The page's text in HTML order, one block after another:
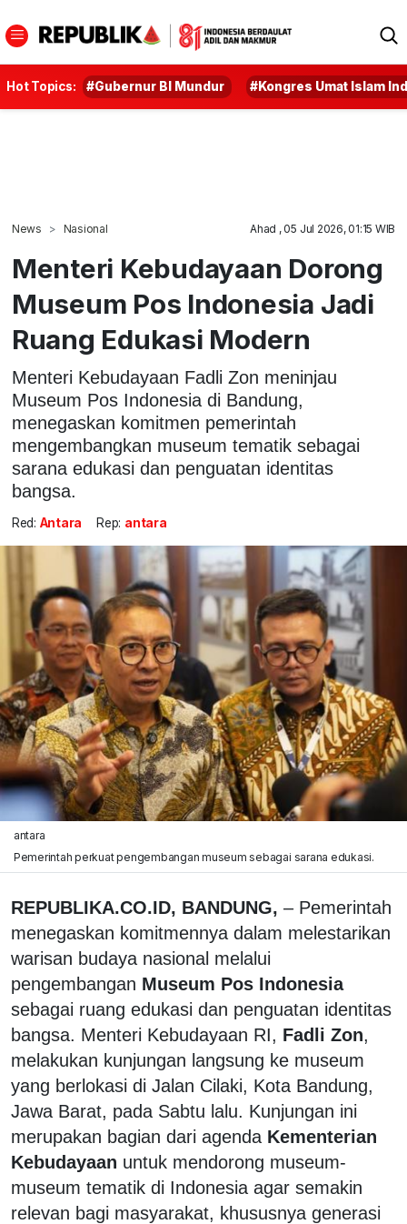
Hot Topics: #Gubernur BI Mundur #Kongres Umat Islam
News Nasional Ahad , 05 Jul 2026, 01:15 WIB
Menteri Kebudayaan Dorong
Museum Pos Indonesia Jadi
Ruang Edukasi Modern
Menteri Kebudayaan Fadli Zon meninjau
Museum Pos Indonesia di Bandung,
menegaskan komitmen pemerintah
mengembangkan museum tematik sebagai
sarana edukasi dan penguatan identitas
bangsa.
Red: Antara Rep: antara
antara
Pemerintah perkuat pengembangan museum sebagai sarana edukasi.
REPUBLIKA.CO.ID, BANDUNG, – Pemerintah
menegaskan komitmennya dalam melestarikan
warisan budaya nasional melalui
pengembangan Museum Pos Indonesia
sebagai ruang edukasi dan penguatan identitas
bangsa. Menteri Kebudayaan RI, Fadli Zon,
melakukan kunjungan langsung ke museum
yang berlokasi di Jalan Cilaki, Kota Bandung,
Jawa Barat, pada Sabtu lalu. Kunjungan ini
merupakan bagian dari agenda Kementerian
Kebudayaan untuk mendorong museum-
museum tematik di Indonesia agar semakin
relevan bagi masyarakat, khususnya generasi